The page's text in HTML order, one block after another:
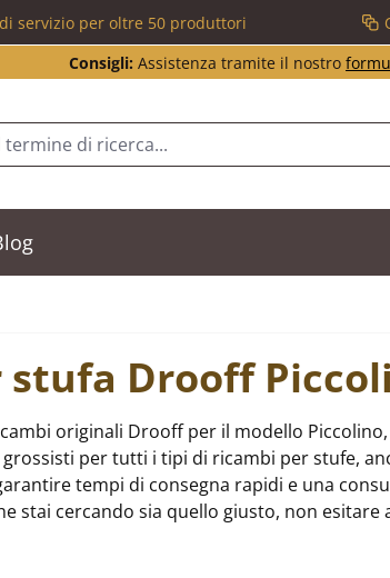
servizio per oltre 50 produttori
Consigli: Assistenza tramite il nostro
Drooff
originali Drooff per il modello
per tutti i tipi di ricambi per stufe,
tempi di consegna rapidi e una
stai cercando sia quello giusto, non esitare